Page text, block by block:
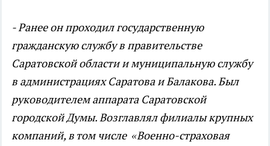
- Ранее он проходил государственную
гражданскую службу в правительстве
Саратовской области и муниципальную службу
в администрациях Саратова и Балакова. Был
руководителем аппарата Саратовской
городской Думы. Возглавлял филиалы крупных
компаний, в том числе «Военно-страховая